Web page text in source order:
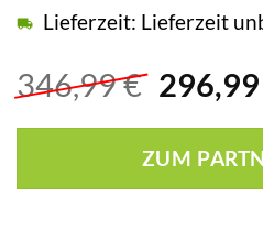
346,99€
war:
346,99
296,99
Lieferzeit: Lieferzeit
ZUM